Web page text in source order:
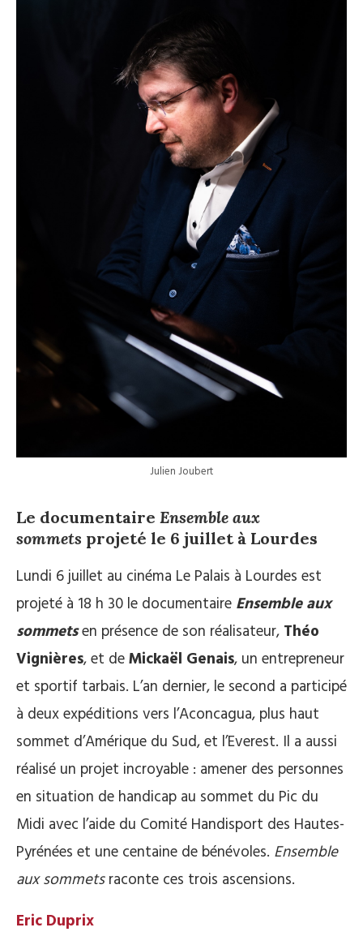
Julien Joubert
Le documentaire Ensemble aux
sommets projeté le 6 juillet à Lourdes
Lundi 6 juillet au cinéma Le Palais à Lourdes est
projeté à 18 h 30 le documentaire Ensemble aux
sommetsen présence de son réalisateur, Théo
Vignières, et deMickaël Genais, un entrepreneur
et sportif tarbais. L’an dernier, le second a participé
à deux expéditions vers l’Aconcagua, plus haut
sommet d’Amérique du Sud, et l’Everest. Il a aussi
réalisé un projet incroyable : amener des personnes
en situation de handicap au sommet du Pic du
Midi avec l’aide du Comité Handisport des Hautes-
Pyrénées et une centaine de bénévoles. Ensemble
aux sommetsraconte ces trois ascensions.
Eric Duprix